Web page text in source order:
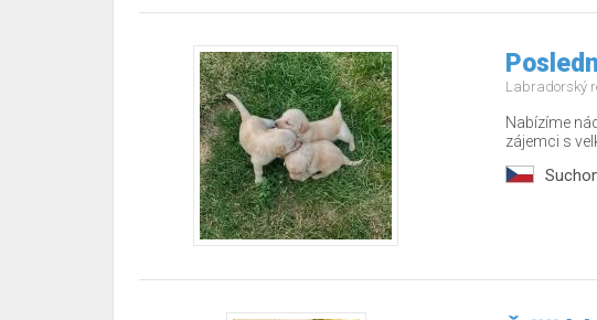
Labradorský
Nabízíme
zájemci s